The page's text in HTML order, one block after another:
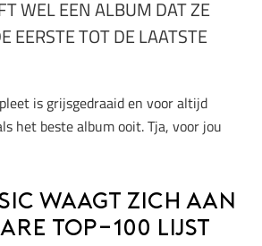
WEL EEN ALBUM DAT ZE
EERSTE TOT DE LAATSTE
is grijsgedraaid en voor altijd
het beste album ooit. Tja, voor jou
waagt zich aan
top-100 lijst